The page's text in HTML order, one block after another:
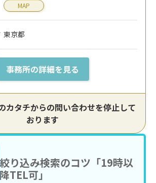
MAP
東京都
事務所の詳細を見る
カタチからの問い合わせを停止して
おります
絞り込み検索のコツ「19時以
降TEL可」